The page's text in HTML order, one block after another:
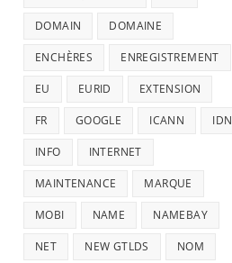
DOMAIN DOMAINE
ENCHÈRES ENREGISTREMENT
EU EURID EXTENSION
FR GOOGLE ICANN IDN
INFO INTERNET
MAINTENANCE MARQUE
MOBI NAME NAMEBAY
NET NEW GTLDS NOM